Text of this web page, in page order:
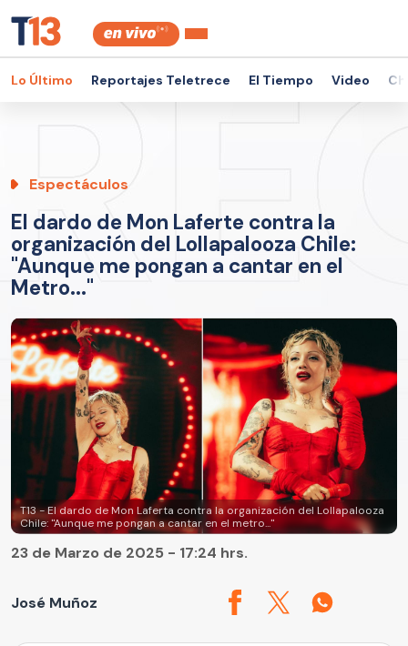
Lo Último Reportajes Teletrece El Tiempo Video
Espectáculos
El dardo de Mon Laferte contra la
organización del Lollapalooza Chile:
"Aunque me pongan a cantar en el
Metro..."
T13 - El dardo de Mon Laferta contra la organización del Lollapalooza
Chile: "Aunque me pongan a cantar en el metro..."
José Muñoz
23 de Marzo de 2025 - 17:24 hrs.